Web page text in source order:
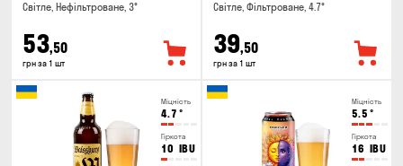
Світле, Нефільтроване, 3°
53,50
грн за 1 шт
Світле, Фільтроване, 4.7°
39,50
грн за 1 шт
Міцність
4.7 °
Гіркота
10 IBU
Міцність
5.5 °
Гіркота
16 IBU